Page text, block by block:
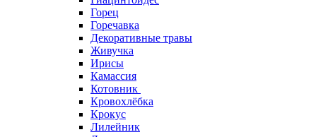
Горец
Горечавка
Декоративные травы
Живучка
Ирисы
Камассия
Котовник
Кровохлёбка
Крокус
Лилейник